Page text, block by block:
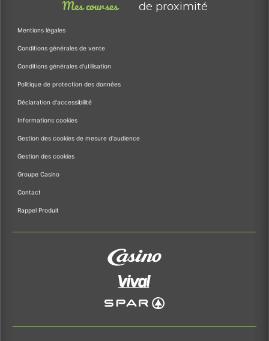
Mes courses de proximité
Mentions légales
Conditions générales de vente
Conditions générales d'utilisation
Politique de protection des données
Déclaration d'accessibilité
Informations cookies
Gestion des cookies de mesure d'audience
Gestion des cookies
Groupe Casino
Contact
Rappel Produit